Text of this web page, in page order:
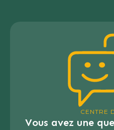
CENTRE
Vous avez une